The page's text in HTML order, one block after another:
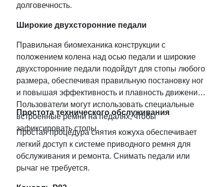
долговечность.
Широкие двухсторонние педали
Правильная биомеханика конструкции с
положением колена над осью педали и широкие
двухсторонние педали подойдут для стопы любого
размера, обеспечивая правильную постановку ног
и повышая эффективность и плавность движений.
Пользователи могут использовать специальные
встроенные ремни на педалях, чтобы
зафиксировать стопы.
Простота технического обслуживания
Простая процедура снятия кожуха обеспечивает
легкий доступ к системе приводного ремня для
обслуживания и ремонта. Снимать педали или
рычаг не требуется.